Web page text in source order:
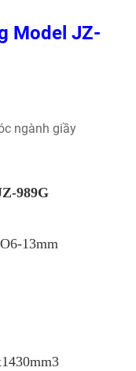
Model JZ-
ngành giầy
989G
13mm